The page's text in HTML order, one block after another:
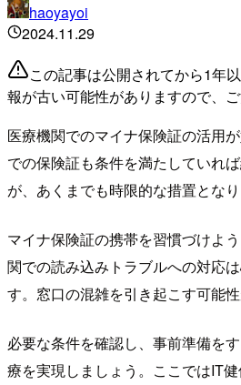
haoyayoi
2024.11.29
この記事は公開されてから1年
報が古い可能性がありますので、ご
医療機関でのマイナ保険証の活用
での保険証も条件を満たしていれ
が、あくまでも時限的な措置となり
マイナ保険証の携帯を習慣づけよ
関での読み込みトラブルへの対応
す。窓口の混雑を引き起こす可能性
必要な条件を確認し、事前準備を
療を実現しましょう。ここではIT